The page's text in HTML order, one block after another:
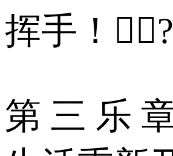
挥手！?
第 三 乐